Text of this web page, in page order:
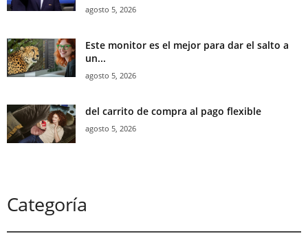
agosto 5, 2026
Este monitor es el mejor para dar el salto a
un...
agosto 5, 2026
del carrito de compra al pago flexible
agosto 5, 2026
Categoría